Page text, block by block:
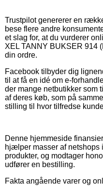
Trustpilot genererer en
bese flere andre
et slag for, at du vurderer
XEL TANNY BUKSER 914
din ordre.
Facebook tilbyder dig
til at få en idé om e-
der mange netbutikker som
af deres køb, som på
stilling til hvor tilfredse
Denne hjemmeside
hjælper masser af netshops
produkter, og modtager
udfører en bestilling.
Fakta angående varer og